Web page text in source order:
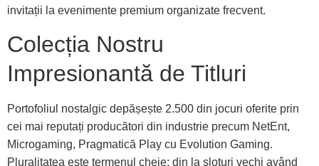
invitații la evenimente premium organizate frecvent.
Colecția Nostru
Impresionantă de Titluri
Portofoliul nostalgic depășește 2.500 din jocuri oferite prin
cei mai reputați producători din industrie precum NetEnt,
Microgaming, Pragmatică Play cu Evolution Gaming.
Pluralitatea este termenul cheie: din la sloturi vechi având